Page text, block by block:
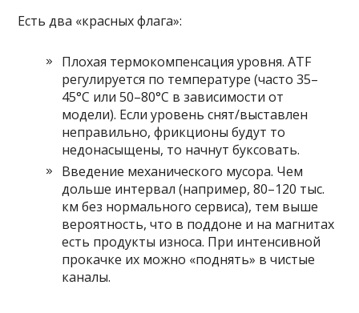
Есть два «красных флага»:
Плохая термокомпенсация уровня. ATF
регулируется по температуре (часто 35–
45°C или 50–80°C в зависимости от
модели). Если уровень снят/выставлен
неправильно, фрикционы будут то
недонасыщены, то начнут буксовать.
Введение механического мусора. Чем
дольше интервал (например, 80–120 тыс.
км без нормального сервиса), тем выше
вероятность, что в поддоне и на магнитах
есть продукты износа. При интенсивной
прокачке их можно «поднять» в чистые
каналы.